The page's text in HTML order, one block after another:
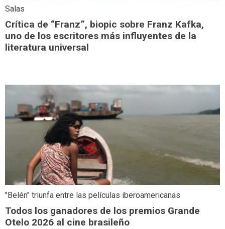
Salas
Crítica de “Franz”, biopic sobre Franz Kafka,
uno de los escritores más influyentes de la
literatura universal
"Belén" triunfa entre las películas iberoamericanas
Todos los ganadores de los premios Grande
Otelo 2026 al cine brasileño